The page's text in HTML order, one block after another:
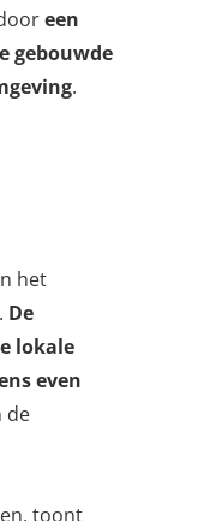
een
gebouwde
.
het
De
lokale
even
de
toont